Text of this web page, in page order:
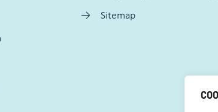
Sitemap